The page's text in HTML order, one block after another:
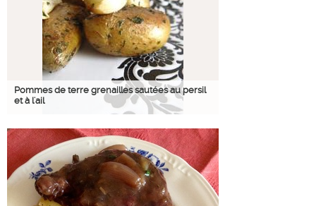
Pommes de terre grenailles sautées au persil
et à l'ail